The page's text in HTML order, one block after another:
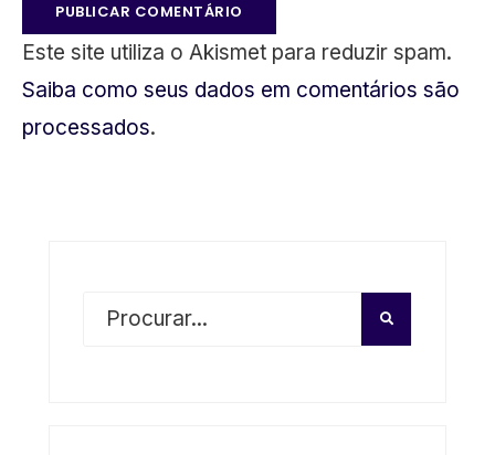
Este site utiliza o Akismet para reduzir spam.
Saiba como seus dados em comentários são
processados.